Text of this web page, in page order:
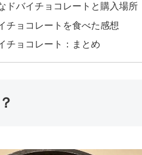
ドバイチョコレートと購入場所
チョコレートを食べた感想
チョコレート：まとめ